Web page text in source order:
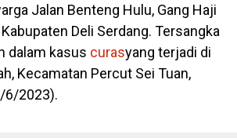
Jalan Benteng Hulu, Gang Haji
Deli Serdang. Tersangka
dalam kasus curasyang terjadi di
Kecamatan Percut Sei Tuan,
6/2023).